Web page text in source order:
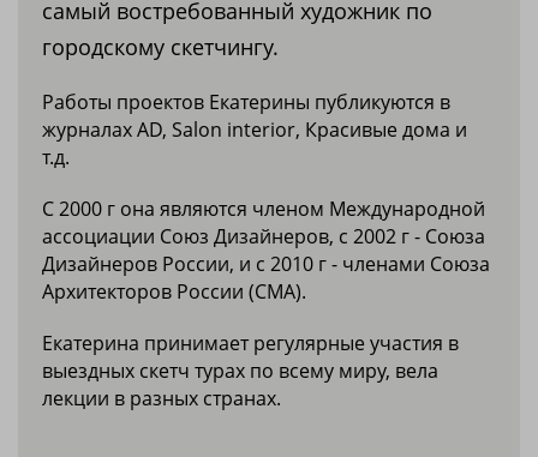
самый востребованный художник по
городскому скетчингу.
Работы проектов Екатерины публикуются в
журналах AD, Salon interior, Красивые дома и
т.д.
С 2000 г она являются членом Международной
ассоциации Союз Дизайнеров, с 2002 г - Союза
Дизайнеров России, и с 2010 г - членами Союза
Архитекторов России (СМА).
Екатерина принимает регулярные участия в
выездных скетч турах по всему миру, вела
лекции в разных странах.